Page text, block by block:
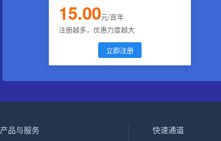
15.00元/首年
注册越多，优惠力度越大
立即注册
产品与服务 快速通道